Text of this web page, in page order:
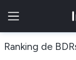
Ranking de